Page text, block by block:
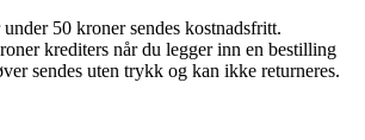
50 kroner sendes kostnadsfritt.
krediters når du legger inn en bestilling
sendes uten trykk og kan ikke returneres.